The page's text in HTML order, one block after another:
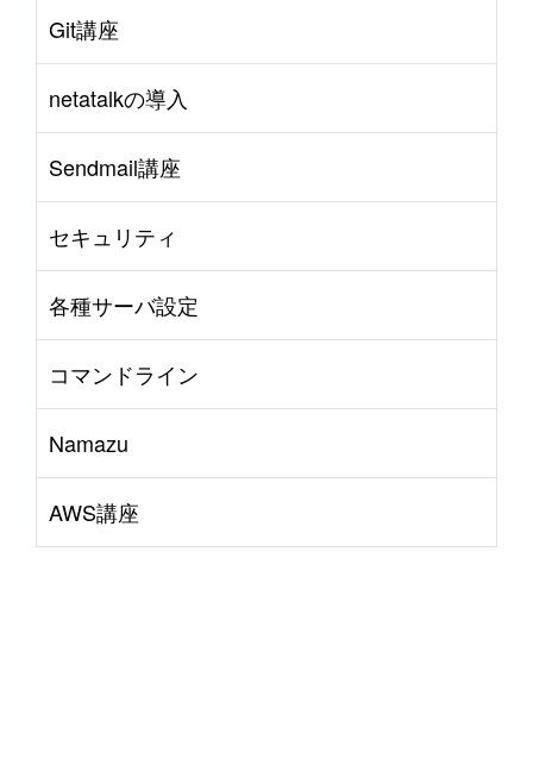
Git講座
netatalkの導入
Sendmail講座
セキュリティ
各種サーバ設定
コマンドライン
Namazu
AWS講座